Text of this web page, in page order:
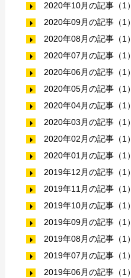
2020年10月の記事（1）
2020年09月の記事（1）
2020年08月の記事（1）
2020年07月の記事（1）
2020年06月の記事（1）
2020年05月の記事（1）
2020年04月の記事（1）
2020年03月の記事（1）
2020年02月の記事（1）
2020年01月の記事（1）
2019年12月の記事（1）
2019年11月の記事（1）
2019年10月の記事（1）
2019年09月の記事（1）
2019年08月の記事（1）
2019年07月の記事（1）
2019年06月の記事（1）